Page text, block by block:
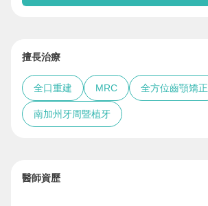
擅長治療
全口重建 MRC 全方位齒顎矯正
南加州牙周暨植牙
醫師資歷